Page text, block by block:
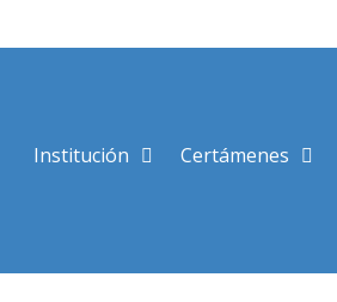
al
Institución Certámenes